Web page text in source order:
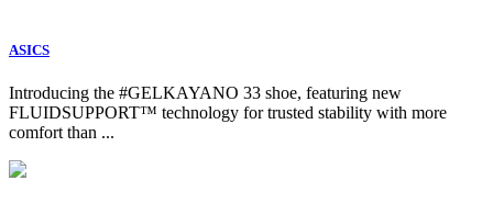
ASICS
Introducing the #GELKAYANO 33 shoe, featuring new
FLUIDSUPPORT™ technology for trusted stability with more
comfort than ...